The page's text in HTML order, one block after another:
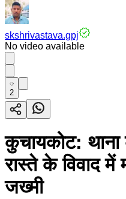
skshrivastava.gpj
No video available
2
कुचायकोट:
रास्ते के विवाद में
जख्मी